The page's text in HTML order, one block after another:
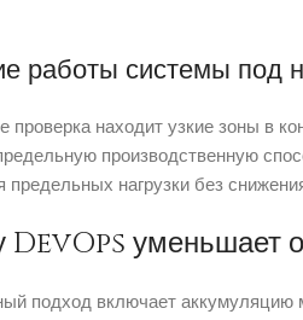
работы системы под
проверка находит узкие зоны в
производственную
предельных нагрузки без
DevOps уменьшает
подход включает